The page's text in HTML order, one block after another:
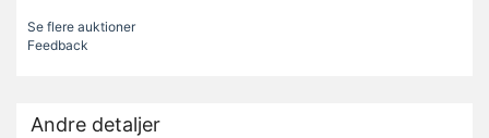
Se flere auktioner
Feedback
Andre detaljer